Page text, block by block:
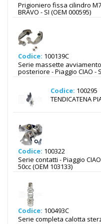
Prigioniero fissa cilindro
BRAVO - SI (OEM 000595)
Codice: 100139C
Serie massette
posteriore - Piaggio CIAO -
Codice: 100295
TENDICATENA
Codice: 100322
Serie contatti - Piaggio
50cc (OEM 103133)
Codice: 100493C
Serie completa calotta